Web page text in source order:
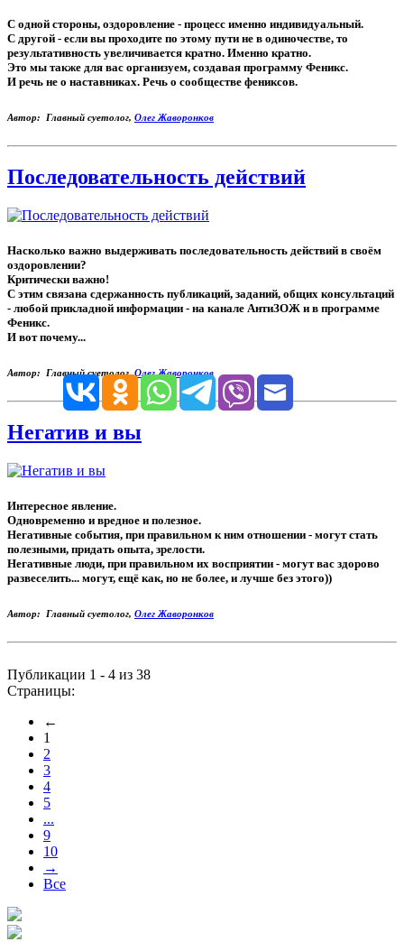
С одной стороны, оздоровление - процесс именно индивидуальный.
С другой - если вы проходите по этому пути не в одиночестве, то
результативность увеличивается кратно. Именно кратно.
Это мы также для вас организуем, создавая программу Феникс.
И речь не о наставниках. Речь о сообществе фениксов.
Автор: Главный суетолог, Олег Жаворонков
Последовательность действий
Насколько важно выдерживать последовательность действий в своём
оздоровлении?
Критически важно!
С этим связана сдержанность публикаций, заданий, общих консультаций
- любой прикладной информации - на канале АнтиЗОЖ и в программе
Феникс.
И вот почему...
Автор: Главный суетолог,Олег Жаворонков
Негатив и вы
Интересное явление.
Одновременно и вредное и полезное.
Негативные события, при правильном к ним отношении - могут стать
полезными, придать опыта, зрелости.
Негативные люди, при правильном их восприятии - могут вас здорово
развеселить... могут, ещё как, но не более, и лучше без этого))
Автор: Главный суетолог, Олег Жаворонков
Публикации 1 - 4 из 38
Страницы:
←
1
2
3
4
5
...
9
10
→
Все